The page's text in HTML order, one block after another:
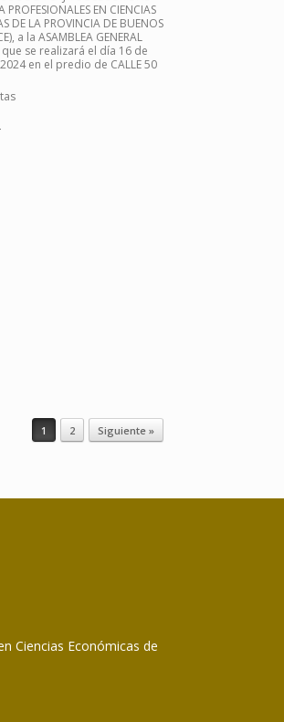
PROFESIONALES EN CIENCIAS
DE LA PROVINCIA DE BUENOS
a la ASAMBLEA GENERAL
que se realizará el día 16 de
en el predio de CALLE 50
1 2 Siguiente »
Ciencias Económicas de